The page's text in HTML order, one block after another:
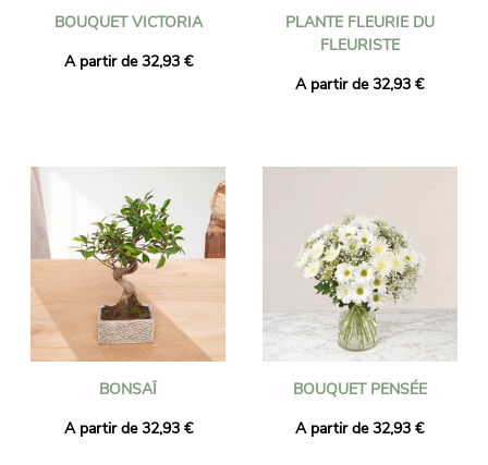
BOUQUET VICTORIA
A partir de 32,93 €
PLANTE FLEURIE DU
FLEURISTE
A partir de 32,93 €
BONSAÏ
A partir de 32,93 €
BOUQUET PENSÉE
A partir de 32,93 €